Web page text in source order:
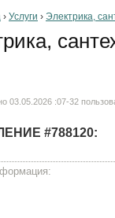
› Услуги › Электрика,
03.05.2026 :07-32
#788120: